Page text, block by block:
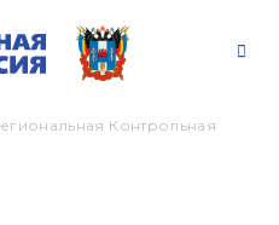
Контрольная